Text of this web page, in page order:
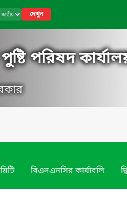
দেখুন
পরিষদ
বিএনএনসির কার্যাবলি